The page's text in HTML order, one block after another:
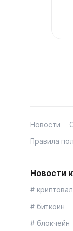
Новости
Правила
Новости
#
# биткоин
# блокчейн